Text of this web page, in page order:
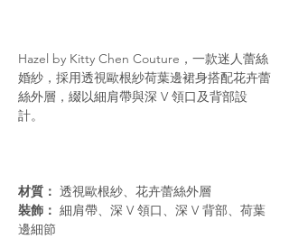
Hazel by Kitty Chen Couture，一款迷人蕾絲
婚紗，採用透視歐根紗荷葉邊裙身搭配花卉蕾
絲外層，綴以細肩帶與深 V 領口及背部設
計。
材質： 透視歐根紗、花卉蕾絲外層
裝飾： 細肩帶、深 V 領口、深 V 背部、荷葉
邊細節